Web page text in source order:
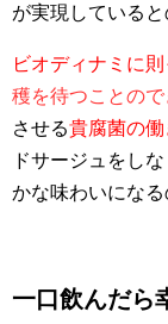
が実現していると
ビオディナミに
穫を待つことの
させる貴腐菌の働
ドサージュをし
かな味わいになる
一口飲んだら